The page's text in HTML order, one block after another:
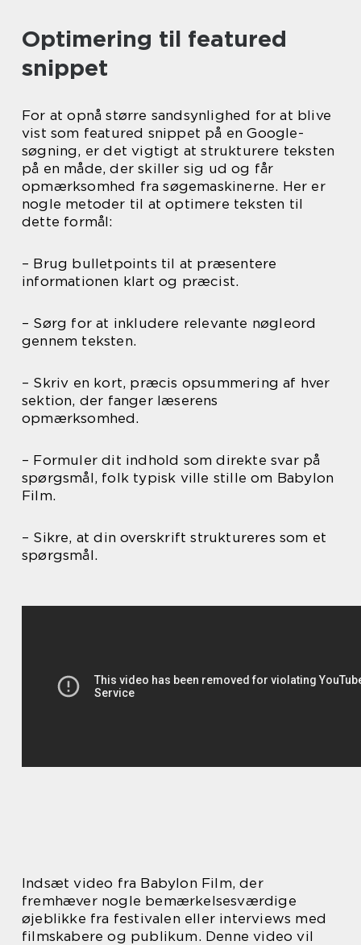
Optimering til featured
snippet
For at opnå større sandsynlighed for at blive
vist som featured snippet på en Google-
søgning, er det vigtigt at strukturere teksten
på en måde, der skiller sig ud og får
opmærksomhed fra søgemaskinerne. Her er
nogle metoder til at optimere teksten til
dette formål:
– Brug bulletpoints til at præsentere
informationen klart og præcist.
– Sørg for at inkludere relevante nøgleord
gennem teksten.
– Skriv en kort, præcis opsummering af hver
sektion, der fanger læserens
opmærksomhed.
– Formuler dit indhold som direkte svar på
spørgsmål, folk typisk ville stille om Babylon
Film.
– Sikre, at din overskrift struktureres som et
spørgsmål.
Indsæt video fra Babylon Film, der
fremhæver nogle bemærkelsesværdige
øjeblikke fra festivalen eller interviews med
filmskabere og publikum. Denne video vil